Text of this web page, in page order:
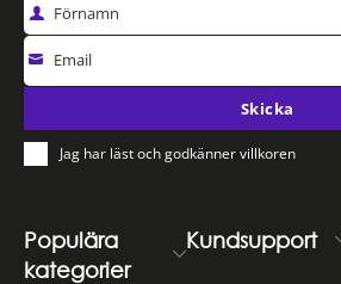
Populära
kategorier
Kundsupport
Förnamn
Email
Skicka
Jag har läst och godkänner villkoren